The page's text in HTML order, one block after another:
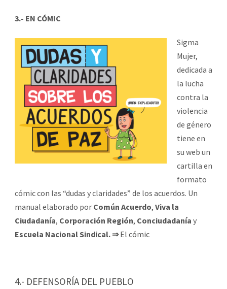
3.- EN CÓMIC
Sigma
Mujer,
dedicada a
la lucha
contra la
violencia
de género
tiene en
su web un
cartilla en
formato
cómic con las “dudas y claridades” de los acuerdos. Un
manual elaborado por Común Acuerdo, Viva la
Ciudadanía, Corporación Región, Conciudadanía y
Escuela Nacional Sindical. ⇒El cómic
4.- DEFENSORÍA DEL PUEBLO